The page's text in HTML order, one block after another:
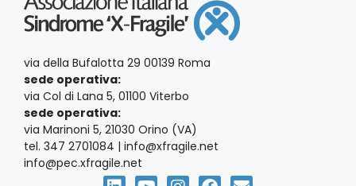
via della Bufalotta 29 00139 Roma
sede operativa:
via Col di Lana 5, 01100 Viterbo
sede operativa:
via Marinoni 5, 21030 Orino (VA)
tel. 347 2701084 | info@xfragile.net
info@pec.xfragile.net